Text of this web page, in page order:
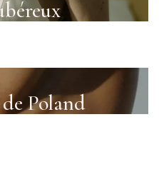
Poland